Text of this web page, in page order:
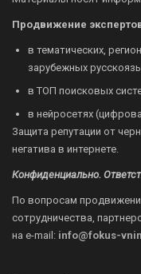
Продвижение
в тематических,
зарубежных
в ТОП поисковых
в нейросетях
Защита репутации от
негатива в интернете.
Конфиденциально.
По вопросам
сотрудничества,
на e-mail: info@fokus-